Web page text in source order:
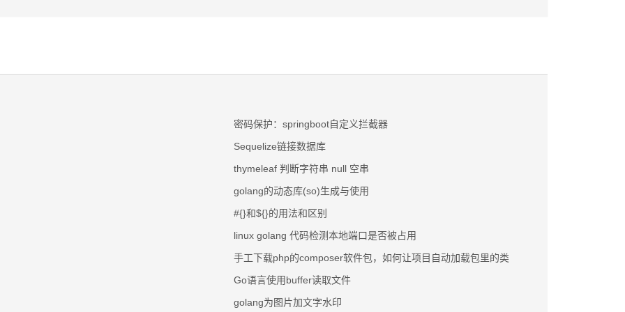
密码保护：springboot自定义拦截器
Sequelize链接数据库
thymeleaf 判断字符串 null 空串
golang的动态库(so)生成与使用
#{}和${}的用法和区别
linux golang 代码检测本地端口是否被占用
手工下载php的composer软件包，如何让项目自动加载包里的类
Go语言使用buffer读取文件
golang为图片加文字水印